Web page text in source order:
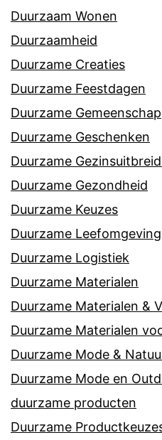
Duurzaam Wonen
Duurzaamheid
Duurzame Creaties
Duurzame Feestdagen
Duurzame
Duurzame Geschenken
Duurzame
Duurzame Gezondheid
Duurzame Keuzes
Duurzame Leefomgeving
Duurzame Logistiek
Duurzame Materialen
Duurzame Materialen &
Duurzame Materialen
Duurzame Mode &
Duurzame Mode en
duurzame producten
Duurzame